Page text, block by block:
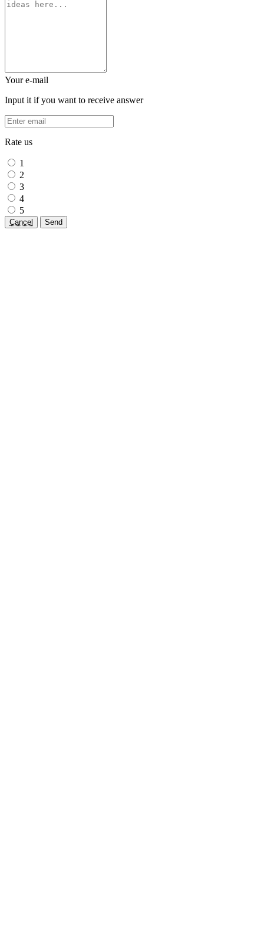
Your e-mail
Input it if you want to receive answer
Rate us
1
2
3
4
5
Cancel Send